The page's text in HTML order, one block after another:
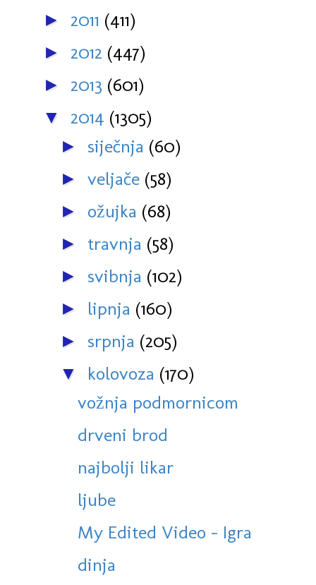
► 2011 (411)
► 2012 (447)
► 2013 (601)
▼ 2014 (1305)
► siječnja (60)
► veljače (58)
► ožujka (68)
► travnja (58)
► svibnja (102)
► lipnja (160)
► srpnja (205)
▼ kolovoza (170)
vožnja podmornicom
drveni brod
najbolji likar
ljube
My Edited Video - Igra
dinja